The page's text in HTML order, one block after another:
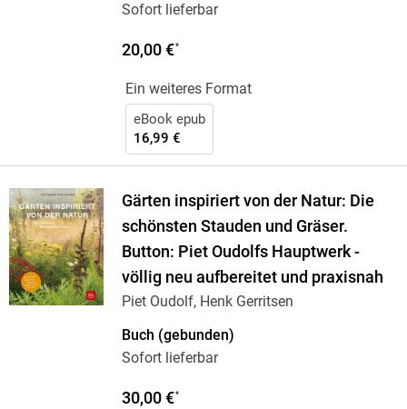
Sofort lieferbar
20,00 €*
Ein weiteres Format
eBook epub
16,99 €
Gärten inspiriert von der Natur: Die
schönsten Stauden und Gräser.
Button: Piet Oudolfs Hauptwerk -
völlig neu aufbereitet und praxisnah
Piet Oudolf, Henk Gerritsen
Buch (gebunden)
Sofort lieferbar
30,00 €*